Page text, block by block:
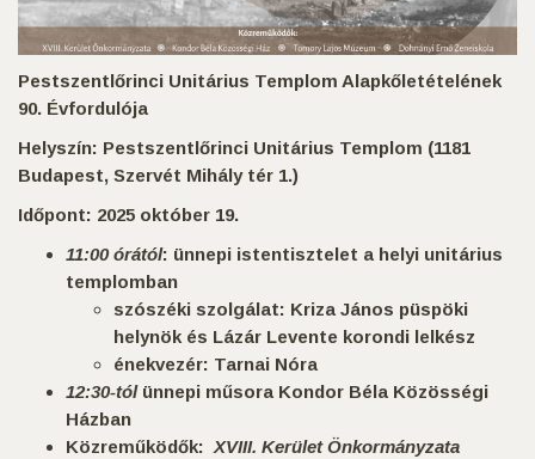
Pestszentlőrinci Unitárius Templom Alapkőletételének
90. Évfordulója
Helyszín: Pestszentlőrinci Unitárius Templom (1181
Budapest, Szervét Mihály tér 1.)
Időpont: 2025 október 19.
11:00 órától: ünnepi istentisztelet a helyi unitárius
templomban
szószéki szolgálat: Kriza János püspöki
helynök és Lázár Levente korondi lelkész
énekvezér: Tarnai Nóra
12:30-tól ünnepi műsora Kondor Béla Közösségi
Házban
Közreműködők: XVIII. Kerület Önkormányzata